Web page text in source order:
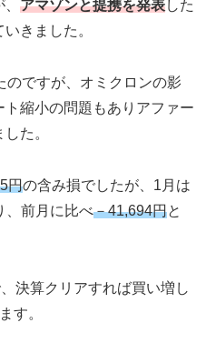
アマゾンと提携を発表した
きました。
のですが、オミクロンの影
縮小の問題もありアファー
た。
円の含み損でしたが、1月は
、前月に比べ－41,694円と
決算クリアすれば買い増し
す。